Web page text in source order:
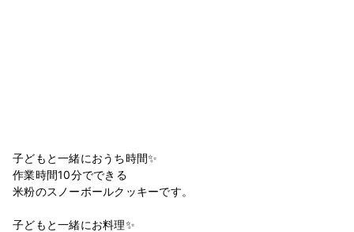
子どもと一緒におうち時間✨
作業時間10分でできる
米粉のスノーボールクッキーです。
子どもと一緒にお料理✨